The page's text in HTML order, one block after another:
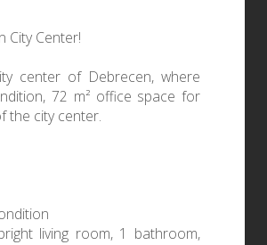
City Center!
center of Debrecen, where
72 m² office space for
the city center.
living room, 1 bathroom,